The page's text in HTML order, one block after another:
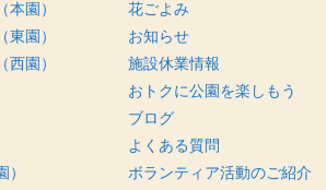
園）
園）
西園）
花ごよみ
お知らせ
施設休業情報
おトクに公園を楽しもう
ブログ
よくある質問
ボランティア活動のご紹介